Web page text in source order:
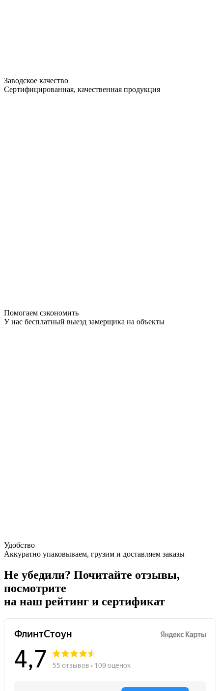
Заводское качество
Сертифицированная, качественная продукция
Помогаем сэкономить
У нас бесплатный выезд замерщика на объекты
Удобство
Аккуратно упаковываем, грузим и доставляем заказы
Не убедили? Почитайте отзывы,
посмотрите
на наш рейтинг и сертификат